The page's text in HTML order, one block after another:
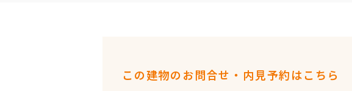
この建物のお問合せ・内見予約はこちら